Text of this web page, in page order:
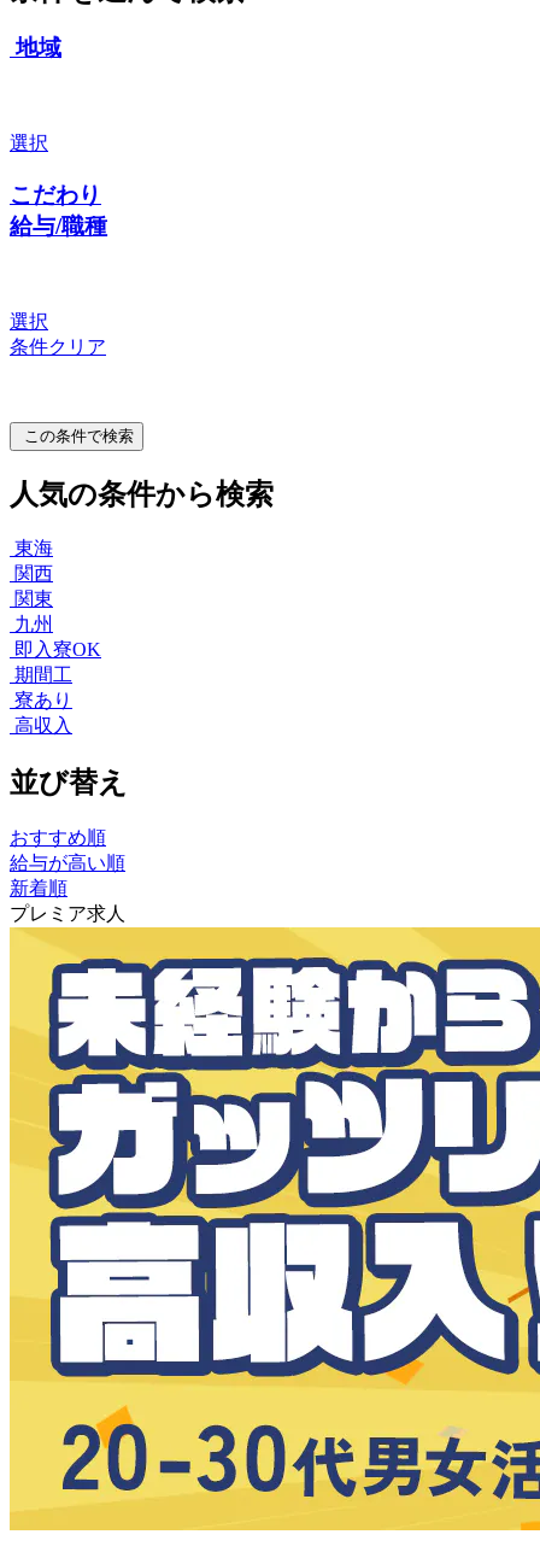
地域
選択
こだわり
給与/職種
選択
条件クリア
この条件で検索
人気の条件から検索
東海
関西
関東
九州
即入寮OK
期間工
寮あり
高収入
並び替え
おすすめ順
給与が高い順
新着順
プレミア求人